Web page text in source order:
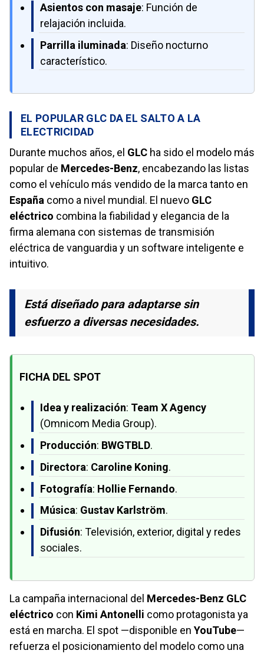
Asientos con masaje: Función de
relajación incluida.
Parrilla iluminada: Diseño nocturno
característico.
EL POPULAR GLC DA EL SALTO A LA
ELECTRICIDAD
Durante muchos años, el GLC ha sido el modelo más
popular de Mercedes-Benz, encabezando las listas
como el vehículo más vendido de la marca tanto en
España como a nivel mundial. El nuevo GLC
eléctrico combina la fiabilidad y elegancia de la
firma alemana con sistemas de transmisión
eléctrica de vanguardia y un software inteligente e
intuitivo.
Está diseñado para adaptarse sin
esfuerzo a diversas necesidades.
FICHA DEL SPOT
Idea y realización: Team X Agency
(Omnicom Media Group).
Producción: BWGTBLD.
Directora: Caroline Koning.
Fotografía: Hollie Fernando.
Música: Gustav Karlström.
Difusión: Televisión, exterior, digital y redes
sociales.
La campaña internacional del Mercedes-Benz GLC
eléctrico con Kimi Antonelli como protagonista ya
está en marcha. El spot —disponible en YouTube—
refuerza el posicionamiento del modelo como una